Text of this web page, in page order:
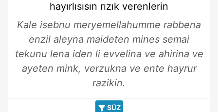
hayırlısısın rızık verenlerin
Kale isebnu meryemellahumme rabbena
enzil aleyna maideten mines semai
tekunu lena iden li evvelina ve ahirina ve
ayeten mink, verzukna ve ente hayrur
razikin.
SÜZ